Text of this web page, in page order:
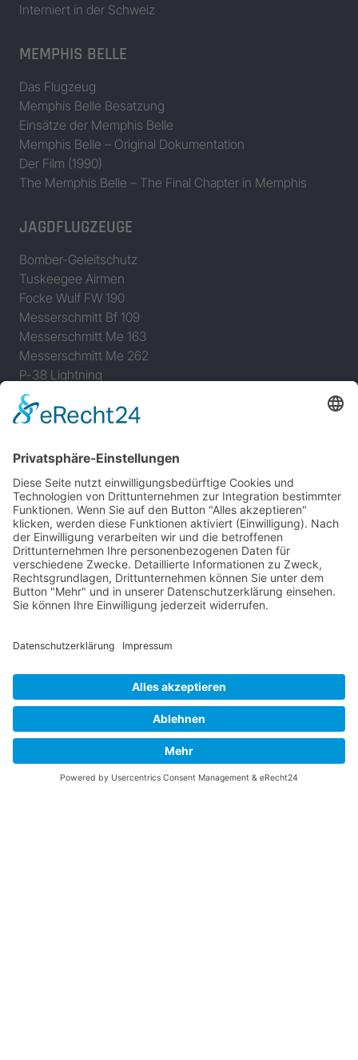
Interniert in der Schweiz
MEMPHIS BELLE
Das Flugzeug
Memphis Belle Besatzung
Einsätze der Memphis Belle
Memphis Belle – Original Dokumentation
Der Film (1990)
The Memphis Belle – The Final Chapter in Memphis
JAGDFLUGZEUGE
Bomber-Geleitschutz
Tuskeegee Airmen
Focke Wulf FW 190
Messerschmitt Bf 109
Messerschmitt Me 163
Messerschmitt Me 262
P-38 Lightning
P-47 Thunderbolt
P-51 Mustang
INFO
Über diese B-17 Webseite
Kontakt
Impressum
Datenschutzerklärung
B-17 Fan Store
Links
UNTERSTÜTZEN
Gefällt Ihnen diese Website über die B-17 Flying
Fortress? Ich könnte Ihnen helfen, die Informationen
zu finden, die Sie suchen? Ich würde mich sehr
freuen, wenn Sie meine Arbeit jetzt mitPayPal